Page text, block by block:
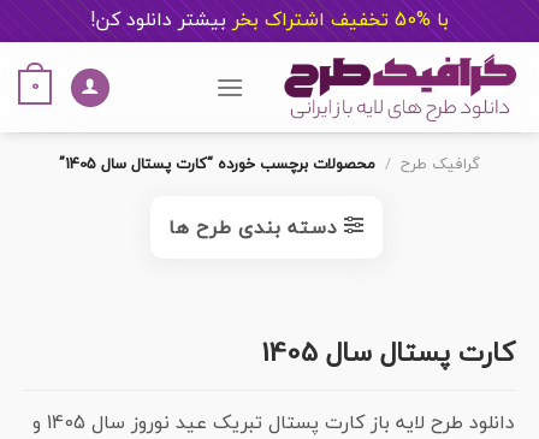
با %50 تخفیف اشتراک بخر بیشتر دانلود کن!
content
0
گرافیک طرح / محصولات برچسب خورده “کارت پستال سال 1405”
دسته بندی طرح ها
کارت پستال سال 1405
دانلود طرح لایه باز کارت پستال تبریک عید نوروز سال 1405 و